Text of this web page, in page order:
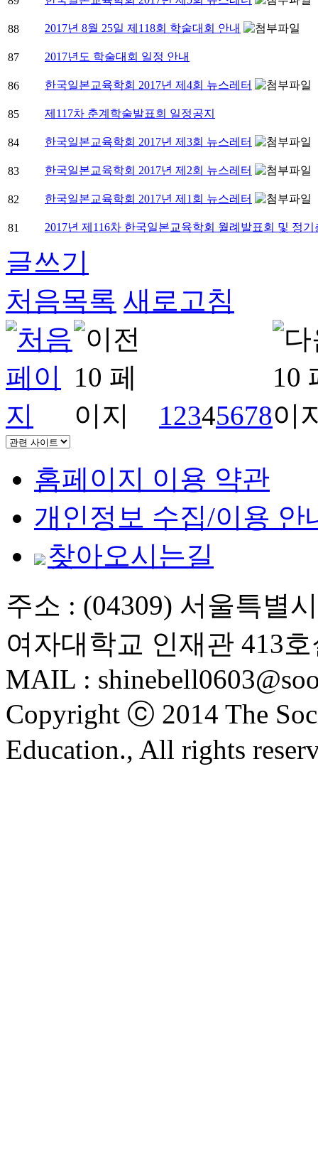
88 2017년 8월 25일 제118회 학술대회 안내
87 2017년도 학술대회 일정 안내
86 한국일본교육학회 2017년 제4회 뉴스레터
85 제117차 춘계학술발표회 일정공지
84 한국일본교육학회 2017년 제3회 뉴스레터
83 한국일본교육학회 2017년 제2회 뉴스레터
82 한국일본교육학회 2017년 제1회 뉴스레터
81 2017년 제116차 한국일본교육학회 월례발표회 및 정
글쓰기
처음목록 새로고침
12345678
홈페이지 이용 약관
개인정보 수집/이용 안
찾아오시는길
주소 : (04309) 서울특별
여자대학교 인재관 413
MAIL :
Copyright ⓒ 2014 The
Education., All rights